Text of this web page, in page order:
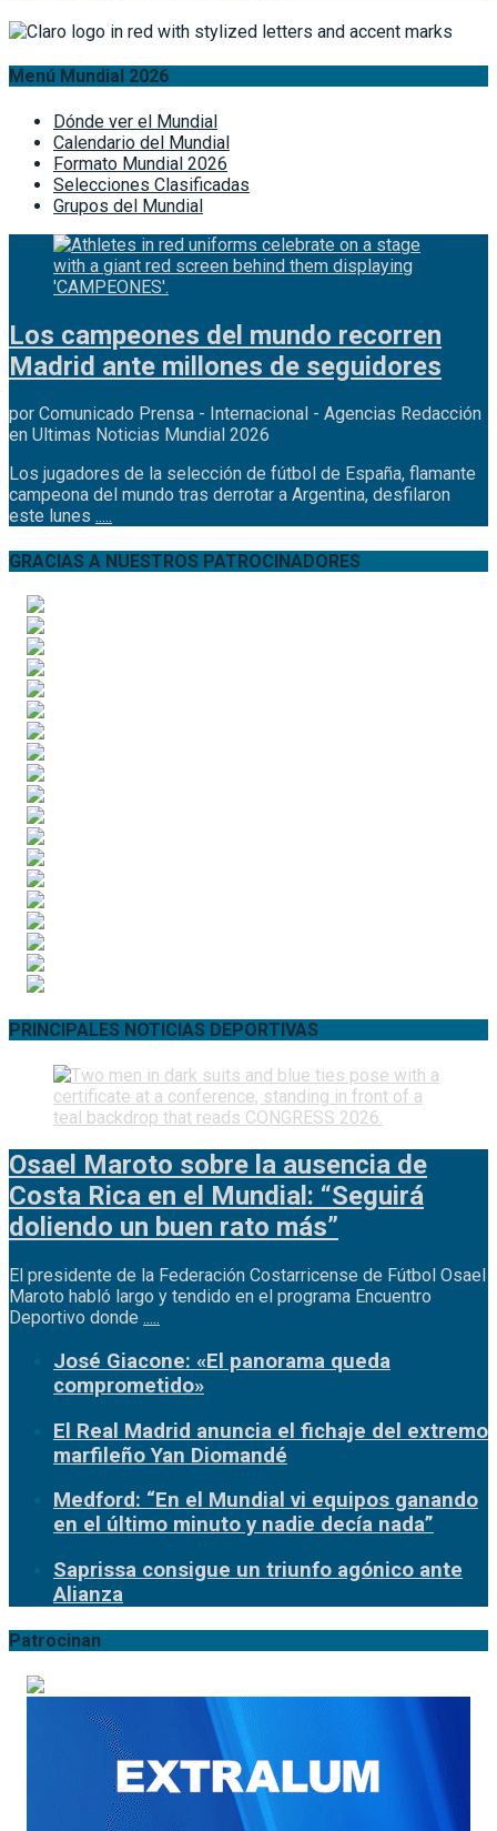
Menú Mundial 2026
Dónde ver el Mundial
Calendario del Mundial
Formato Mundial 2026
Selecciones Clasificadas
Grupos del Mundial
Los campeones del mundo recorren
Madrid ante millones de seguidores
por Comunicado Prensa - Internacional - Agencias Redacción
en Ultimas Noticias Mundial 2026
Los jugadores de la selección de fútbol de España, flamante
campeona del mundo tras derrotar a Argentina, desfilaron
este lunes .....
GRACIAS A NUESTROS PATROCINADORES
PRINCIPALES NOTICIAS DEPORTIVAS
Osael Maroto sobre la ausencia de
Costa Rica en el Mundial: “Seguirá
doliendo un buen rato más”
El presidente de la Federación Costarricense de Fútbol Osael
Maroto habló largo y tendido en el programa Encuentro
Deportivo donde .....
José Giacone: «El panorama queda
comprometido»
El Real Madrid anuncia el fichaje del extremo
marfileño Yan Diomandé
Medford: “En el Mundial vi equipos ganando
en el último minuto y nadie decía nada”
Saprissa consigue un triunfo agónico ante
Alianza
Patrocinan